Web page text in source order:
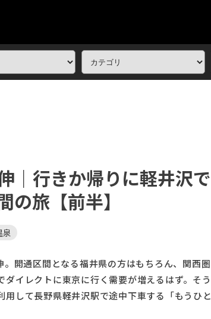
｜行きか帰りに軽井沢で
旅【前半】
泉
開通区間となる福井県の方はもちろん、関西圏
イレクトに東京に行く需要が増えるはず。そう
して長野県軽井沢駅で途中下車する「もうひと